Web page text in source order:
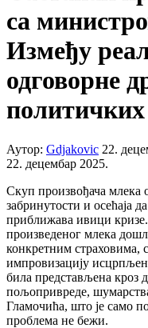
са
Између
одговорне
политичких
Аутор: Gdjakovic 22.
22. децембар 2025.
Скуп произвођача млека
забринутости и осећаја
приближава ивици
произведеног млека
конкретним страховима,
импровизацију
била представљена кроз
пољопривреде,
Гламочића, што је само
проблема не бежи.